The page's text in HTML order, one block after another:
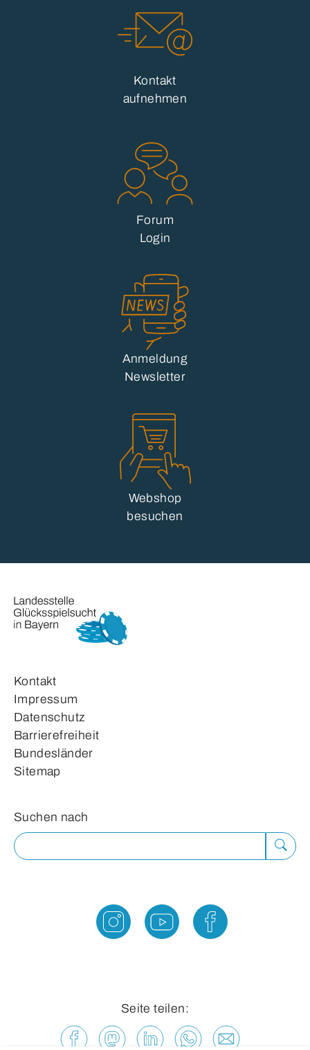
Kontakt
aufnehmen
Forum
Login
Anmeldung
Newsletter
Webshop
besuchen
Kontakt
Impressum
Datenschutz
Barrierefreiheit
Bundesländer
Sitemap
Suchformular
Suchen nach
Suche
Seite teilen: